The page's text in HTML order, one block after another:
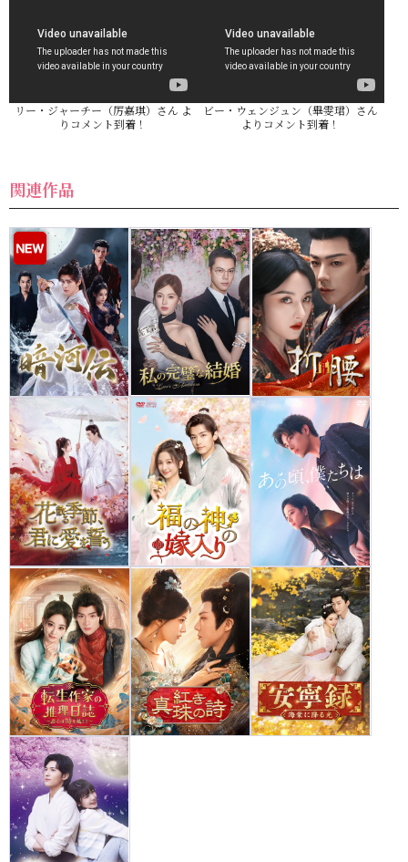
リー・ジャーチー（厉嘉琪）さん よ
りコメント到着！
ビー・ウェンジュン（畢雯珺）さん
よりコメント到着！
関連作品